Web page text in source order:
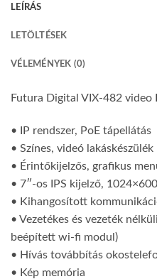
LEÍRÁS
LETÖLTÉSEK
VÉLEMÉNYEK (0)
Futura Digital VIX-482 video
• IP rendszer, PoE tápellátás
• Színes, videó lakáskészülék
• Érintőkijelzős, grafikus
• 7″-os IPS kijelző,
• Kihangosított
• Vezetékes és vezeték
beépített wi-fi modul)
• Hívás továbbítás
• Kép memória